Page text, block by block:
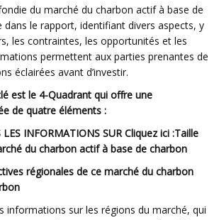
du marché du charbon actif à base de
le rapport, identifiant divers aspects, y
les contraintes, les opportunités et les
permettent aux parties prenantes de
éclairées avant d’investir.
est le 4-Quadrant qui offre une
de quatre éléments :
INFORMATIONS SUR Cliquez ici :Taille
du charbon actif à base de charbon
régionales de ce marché du charbon
informations sur les régions du marché, qui